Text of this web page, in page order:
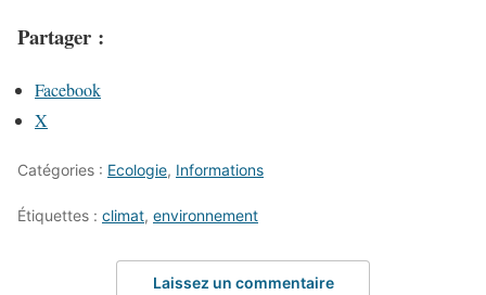
Partager :
Facebook
X
Catégories : Ecologie, Informations
Étiquettes : climat, environnement
Laissez un commentaire